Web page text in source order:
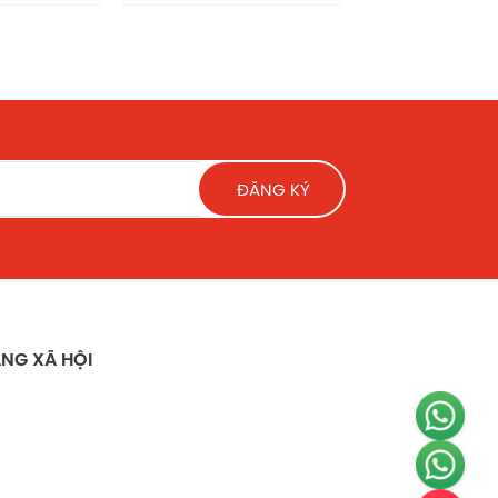
ĐĂNG KÝ
XÃ HỘI